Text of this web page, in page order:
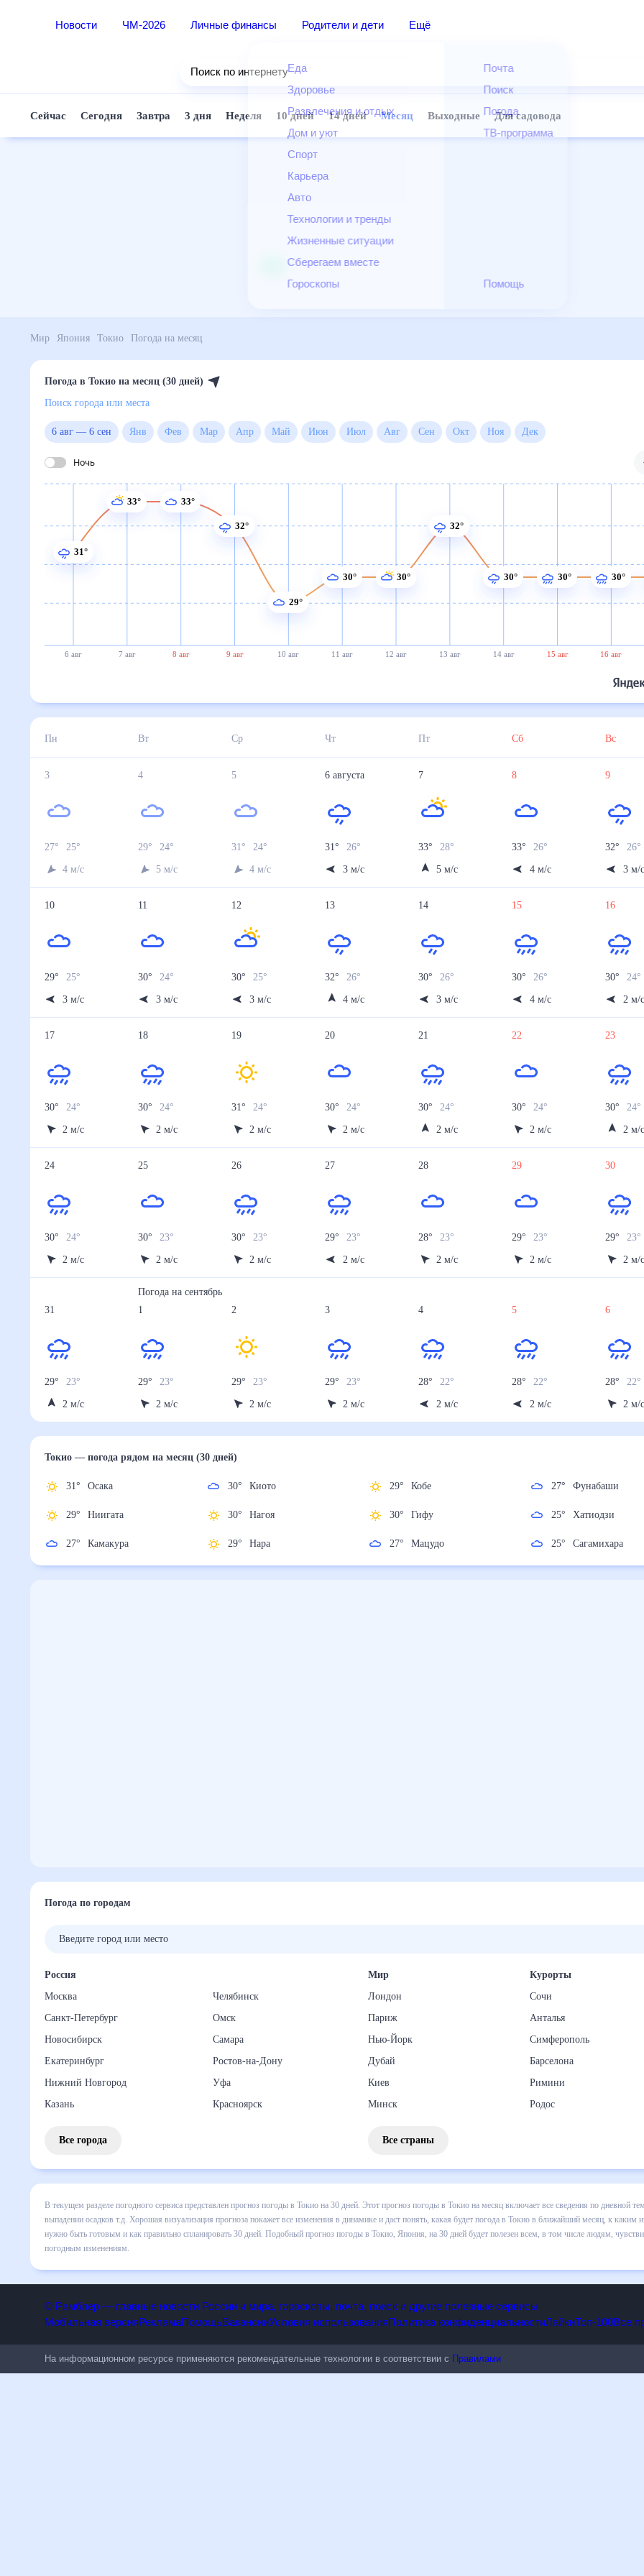
Новости ЧМ-2026 Личные финансы Родители и дети Ещё
Еда
Здоровье
Развлечения и отдых
Дом и уют
Спорт
Карьера
Авто
Технологии и тренды
Жизненные ситуации
Сберегаем вместе
Гороскопы
Почта
Поиск
Погода
ТВ-программа
Помощь
Поиск по интернету
Сейчас Сегодня Завтра 3 дня Неделя 10 дней 14 дней Месяц Выходные Для садовода
Мир Япония Токио Погода на месяц
Погода в Токио на месяц (30 дней)
Поиск города или места
6 авг— 6 сен Янв Фев Мар Апр Май Июн Июл Авг Сен Окт Ноя
Ночь
6 авг 7 авг 8 авг 9 авг 10 авг 11 авг 12 авг 13 авг 14 авг 15 авг 16 авг
31°
33°
33°
32°
29°
30° 30°
32°
30° 30° 30°
Пн Вт Ср Чт Пт Сб Вс
3
27° 25°
4 м/с
4
29° 24
5 м/с
5
31° 24°
4 м/с
6 августа
31° 26°
3 м/с
7
33° 28
5 м/с
8
33° 26
4 м/с
9
32° 26
3 м/
10
29° 25
3 м/с
11
30° 24
3 м/с
12
30° 25
3 м/с
13
32° 26
4 м/с
14
30° 26
3 м/с
15
30° 26
4 м/с
16
30° 24
2 м/
17
30° 24
2 м/с
18
30° 24
2 м/с
19
31° 24°
2 м/с
20
30° 24
2 м/с
21
30° 24
2 м/с
22
30° 24
2 м/с
23
30° 24
2 м/
24
30° 24
2 м/с
25
30° 23
2 м/с
26
30° 23
2 м/с
27
29° 23
2 м/с
28
28° 23
2 м/с
29
29° 23
2 м/с
30
29° 23
2 м/
31
29° 23
2 м/с
Погода насентябрь
1
29° 23
2 м/с
2
29° 23
2 м/с
3
29° 23
2 м/с
4
28° 22
2 м/с
5
28° 22
2 м/с
6
28° 22
2 м/
Токио— погода рядомна месяц (30 дней)
31° Осака
29° Ниигата
27° Камакура
30° Киото
30° Нагоя
29° Нара
29° Кобе
30° Гифу
27° Мацудо
27° Фунабаши
25° Хатиодзи
25° Сагамихара
Погода по городам
Россия
Москва
Санкт-Петербург
Новосибирск
Екатеринбург
Нижний Новгород
Казань
Челябинск
Омск
Самара
Ростов-на-Дону
Уфа
Красноярск
Все города
Мир
Лондон
Париж
Нью-Йорк
Дубай
Киев
Минск
Курорты
Сочи
Анталья
Симферополь
Барселона
Римини
Родос
Все страны
В текущем разделе погодного сервиса представлен прогноз погоды в Токио на 30 дней. Этот прогноз погоды в Токио на месяц
все сведения по дневной температуре , выпадении осадков т.д. Хорошая визуализация прогноза покажет все изменения в
понять, какая будет погода в Токио в ближайший месяц, к каким изменениям нужно быть готовым и как правильно спланировать
Подобный прогноз погоды в Токио, Япония, на 30 дней будет полезен всем, в том числе людям, чувствительным к погодным
© Рамблер — главные новости России и мира, гороскопы, почта, поиск и другие полезные сервисы
Мобильная версияРекламаПомощьВакансииУсловия использованияПолитика конфиденциальностиЛайкиТоп-100
На информационном ресурсе применяются рекомендательные технологии в соответствии сПравилами